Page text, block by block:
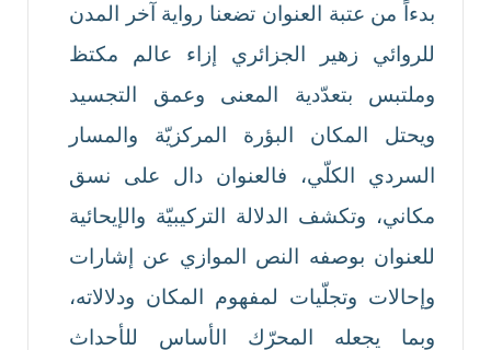
بدءاً من عتبة العنوان تضعنا رواية آخر المدن
للروائي زهير الجزائري إزاء عالم مكتظ
وملتبس بتعدّدية المعنى وعمق التجسيد
ويحتل المكان البؤرة المركزيّة والمسار
السردي الكلّي، فالعنوان دال على نسق
مكاني، وتكشف الدلالة التركيبيّة والإيحائية
للعنوان بوصفه النص الموازي عن إشارات
وإحالات وتجلّيات لمفهوم المكان ودلالاته،
وبما يجعله المحرّك الأساس للأحداث